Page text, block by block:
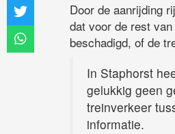
Door de aanrijding
dat voor de rest
beschadigd, of de
In Staphorst
gelukkig geen
treinverkeer
informatie.